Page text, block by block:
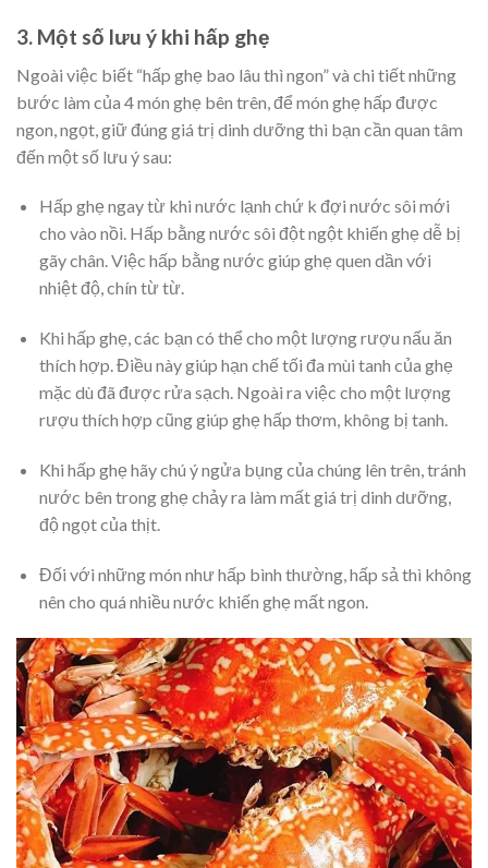
3. Một số lưu ý khi hấp ghẹ
Ngoài việc biết “hấp ghẹ bao lâu thì ngon” và chi tiết những
bước làm của 4 món ghẹ bên trên, để món ghẹ hấp được
ngon, ngọt, giữ đúng giá trị dinh dưỡng thì bạn cần quan tâm
đến một số lưu ý sau:
Hấp ghẹ ngay từ khi nước lạnh chứ k đợi nước sôi mới
cho vào nồi. Hấp bằng nước sôi đột ngột khiến ghẹ dễ bị
gãy chân. Việc hấp bằng nước giúp ghẹ quen dần với
nhiệt độ, chín từ từ.
Khi hấp ghẹ, các bạn có thể cho một lượng rượu nấu ăn
thích hợp. Điều này giúp hạn chế tối đa mùi tanh của ghẹ
mặc dù đã được rửa sạch. Ngoài ra việc cho một lượng
rượu thích hợp cũng giúp ghẹ hấp thơm, không bị tanh.
Khi hấp ghẹ hãy chú ý ngửa bụng của chúng lên trên, tránh
nước bên trong ghẹ chảy ra làm mất giá trị dinh dưỡng,
độ ngọt của thịt.
Đối với những món như hấp bình thường, hấp sả thì không
nên cho quá nhiều nước khiến ghẹ mất ngon.